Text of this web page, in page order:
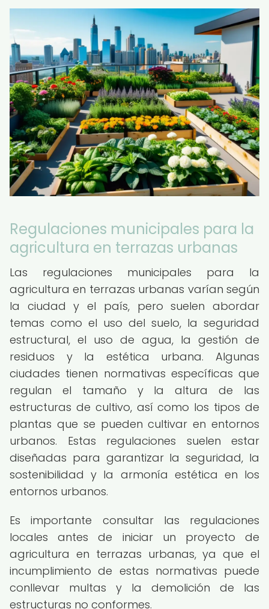
Regulaciones municipales para la
agricultura en terrazas urbanas
Las regulaciones municipales para la
agricultura en terrazas urbanas varían según
la ciudad y el país, pero suelen abordar
temas como el uso del suelo, la seguridad
estructural, el uso de agua, la gestión de
residuos y la estética urbana. Algunas
ciudades tienen normativas específicas que
regulan el tamaño y la altura de las
estructuras de cultivo, así como los tipos de
plantas que se pueden cultivar en entornos
urbanos. Estas regulaciones suelen estar
diseñadas para garantizar la seguridad, la
sostenibilidad y la armonía estética en los
entornos urbanos.
Es importante consultar las regulaciones
locales antes de iniciar un proyecto de
agricultura en terrazas urbanas, ya que el
incumplimiento de estas normativas puede
conllevar multas y la demolición de las
estructuras no conformes.